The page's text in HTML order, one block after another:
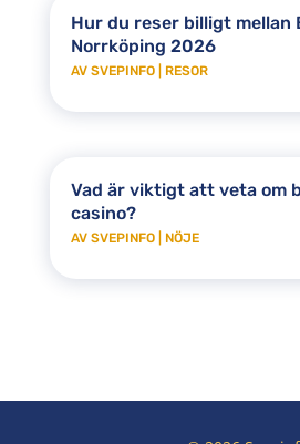
Hur du reser billigt mellan
Norrköping 2026
AV SVEPINFO| RESOR
Vad är viktigt att veta om
casino?
AV SVEPINFO| NÖJE